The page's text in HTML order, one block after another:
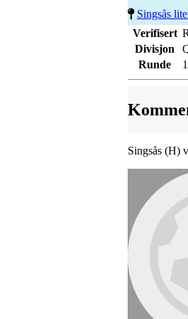
Singsås
Verifisert
Divisjon
Runde
Singsås (H)